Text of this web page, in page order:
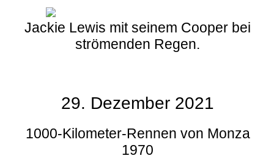
Jackie Lewis mit seinem Cooper bei
strömenden Regen.
29. Dezember 2021
1000-Kilometer-Rennen von Monza
1970